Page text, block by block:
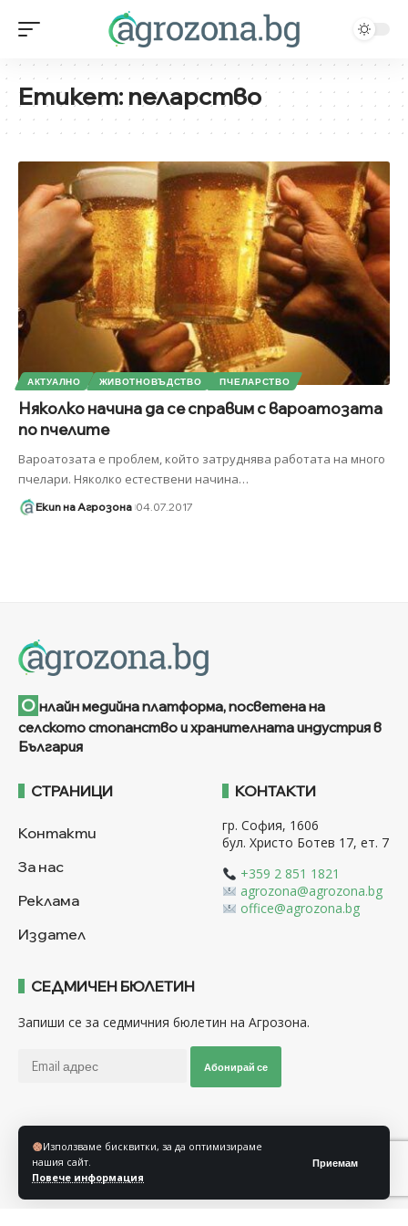
Използваме бисквитки, за да оптимизираме
нашия сайт.
Повече информация
Приемам
Етикет:пеларство
АКТУАЛНО ЖИВОТНОВЪДСТВО ПЧЕЛАРСТВО
Няколко начина да се справим с вароатозата
по пчелите
Вароатозата е проблем, който затруднява работата на много
пчелари. Няколко естествени начина…
Екип на Агрозона 04.07.2017
О нлайн медийна платформа, посветена на
селското стопанство и хранителната индустрия в
България
СТРАНИЦИ
Контакти
За нас
Реклама
Издател
КОНТАКТИ
гр. София, 1606
бул. Христо Ботев 17, ет. 7
+359 2 851 1821
agrozona@agrozona.bg
office@agrozona.bg
СЕДМИЧЕН БЮЛЕТИН
Запиши се за седмичния бюлетин на Агрозона.
Абонирай се
Последвайте ни